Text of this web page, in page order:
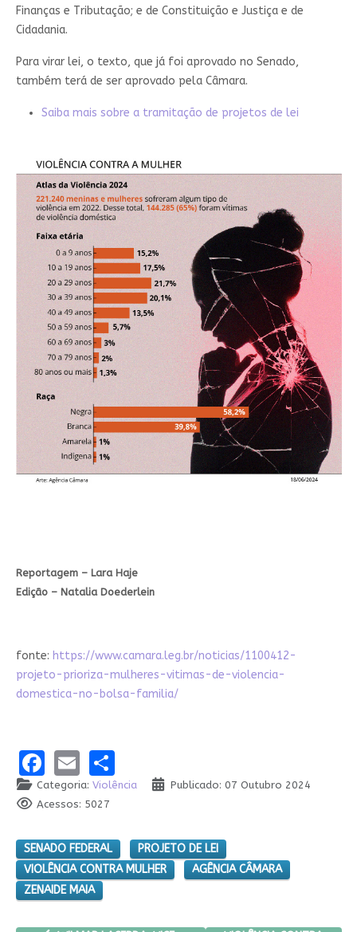
Finanças e Tributação; e de Constituição e Justiça e de
Cidadania.
Para virar lei, o texto, que já foi aprovado no Senado,
também terá de ser aprovado pela Câmara.
Saiba mais sobre a tramitação de projetos de lei
Reportagem – Lara Haje
Edição – Natalia Doederlein
fonte: https://www.camara.leg.br/noticias/1100412-
projeto-prioriza-mulheres-vitimas-de-violencia-
domestica-no-bolsa-familia/
Facebook
EmailShare
Categoria: Violência
Publicado: 07 Outubro 2024
Acessos: 5027
SENADO FEDERAL
PROJETO DE LEI
VIOLÊNCIA CONTRA MULHER
AGÊNCIA CÂMARA
ZENAIDE MAIA